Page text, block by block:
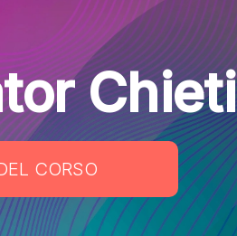
Chieti
CORSO